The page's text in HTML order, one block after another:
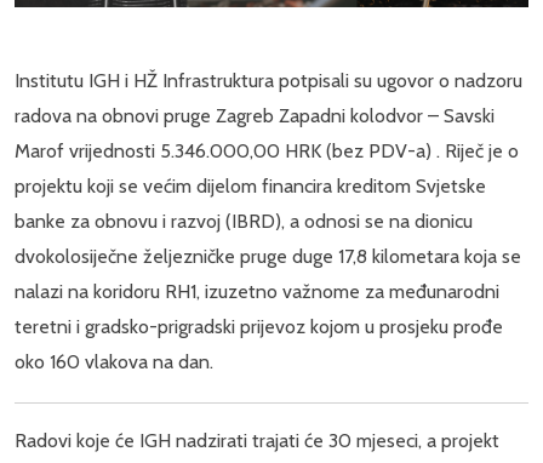
Institutu IGH i HŽ Infrastruktura potpisali su ugovor o nadzoru
radova na obnovi pruge Zagreb Zapadni kolodvor – Savski
Marof vrijednosti 5.346.000,00 HRK (bez PDV-a) . Riječ je o
projektu koji se većim dijelom financira kreditom Svjetske
banke za obnovu i razvoj (IBRD), a odnosi se na dionicu
dvokolosiječne željezničke pruge duge 17,8 kilometara koja se
nalazi na koridoru RH1, izuzetno važnome za međunarodni
teretni i gradsko-prigradski prijevoz kojom u prosjeku prođe
oko 160 vlakova na dan.
Radovi koje će IGH nadzirati trajati će 30 mjeseci, a projekt